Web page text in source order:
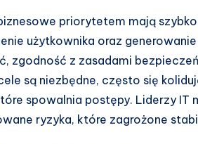
priorytetem mają
użytkownika oraz
zgodność z zasadami
są niezbędne, często się
spowalnia postępy. Liderzy
ryzyka, które zagrożone